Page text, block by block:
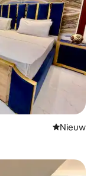
Nieuwe
Nieuw